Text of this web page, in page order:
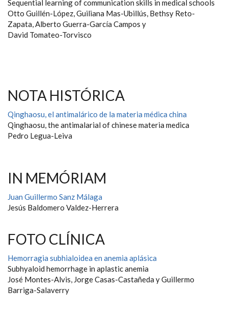
Sequential learning of communication skills in medical schools
Otto Guillén-López, Guiliana Mas-Ubillús, Bethsy Reto-
Zapata, Alberto Guerra-García Campos y
David Tomateo-Torvisco
NOTA HISTÓRICA
Qinghaosu, el antimalárico de la materia médica china
Qinghaosu, the antimalarial of chinese materia medica
Pedro Legua-Leiva
IN MEMÓRIAM
Juan Guillermo Sanz Málaga
Jesús Baldomero Valdez-Herrera
FOTO CLÍNICA
Hemorragia subhialoidea en anemia aplásica
Subhyaloid hemorrhage in aplastic anemia
José Montes-Alvis, Jorge Casas-Castañeda y Guillermo
Barriga-Salaverry